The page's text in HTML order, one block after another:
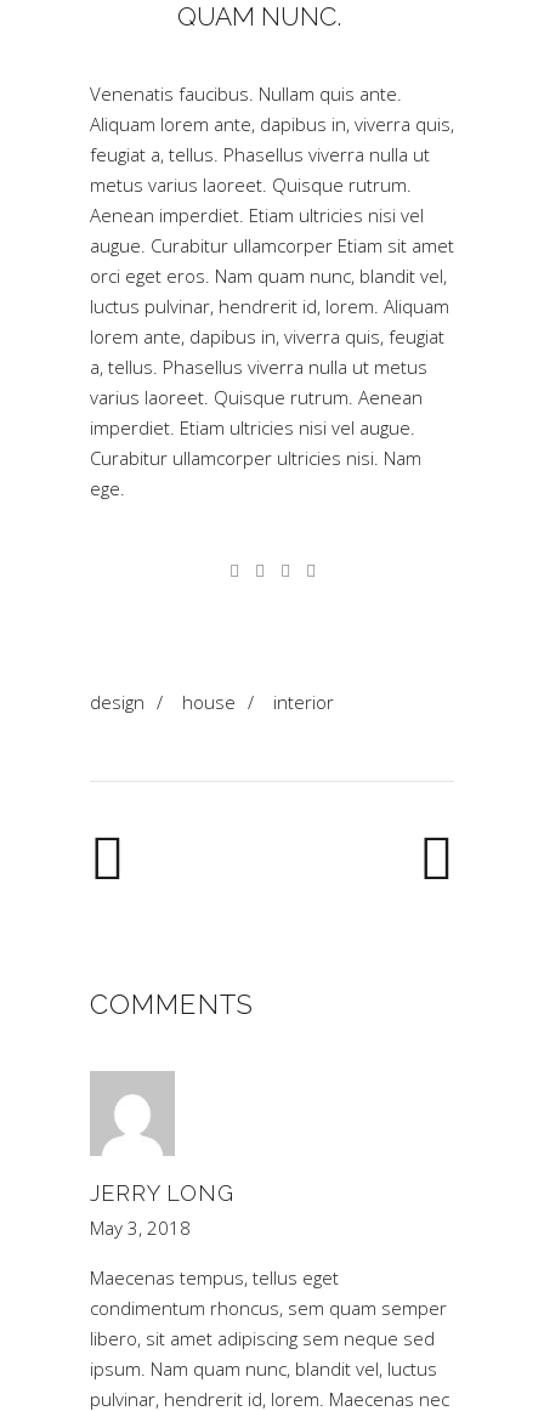
QUAM NUNC.
Venenatis faucibus. Nullam quis ante.
Aliquam lorem ante, dapibus in, viverra quis,
feugiat a, tellus. Phasellus viverra nulla ut
metus varius laoreet. Quisque rutrum.
Aenean imperdiet. Etiam ultricies nisi vel
augue. Curabitur ullamcorper Etiam sit amet
orci eget eros. Nam quam nunc, blandit vel,
luctus pulvinar, hendrerit id, lorem. Aliquam
lorem ante, dapibus in, viverra quis, feugiat
a, tellus. Phasellus viverra nulla ut metus
varius laoreet. Quisque rutrum. Aenean
imperdiet. Etiam ultricies nisi vel augue.
Curabitur ullamcorper ultricies nisi. Nam
ege.
design / house / interior
COMMENTS
JERRY LONG
May 3, 2018
Maecenas tempus, tellus eget
condimentum rhoncus, sem quam semper
libero, sit amet adipiscing sem neque sed
ipsum. Nam quam nunc, blandit vel, luctus
pulvinar, hendrerit id, lorem. Maecenas nec